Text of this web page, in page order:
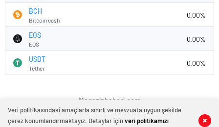
BCH
Bitcoin cash
0.00%
EOS
EOS
0.00%
USDT
Tether
0.00%
Magazinhaberi.com
Veri politikasındaki amaçlarla sınırlı ve mevzuata uygun şekilde
çerez konumlandırmaktayız. Detaylar içinveri politikamızı